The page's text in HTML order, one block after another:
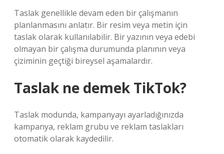
Taslak genellikle devam eden bir çalışmanın
planlanmasını anlatır. Bir resim veya metin için
taslak olarak kullanılabilir. Bir yazının veya edebi
olmayan bir çalışma durumunda planının veya
çiziminin geçtiği bireysel aşamalardır.
Taslak ne demek TikTok?
Taslak modunda, kampanyayı ayarladığınızda
kampanya, reklam grubu ve reklam taslakları
otomatik olarak kaydedilir.